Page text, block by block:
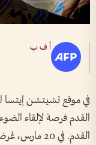
أ ف ب
في موقع تشيتشن إيتسا
القدم فرصة لإلقاء